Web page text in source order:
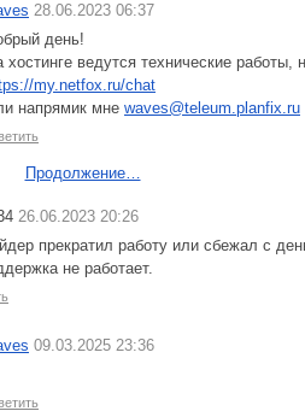
28.06.2023 06:37
день!
хостинге ведутся технические
my.netfox.ru/chat
напрямик мне waves@teleum.planfix.ru
Продолжение…
26.06.2023 20:26
прекратил работу или сбежал с
не работает.
09.03.2025 23:36